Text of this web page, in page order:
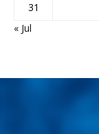
31
« Jul